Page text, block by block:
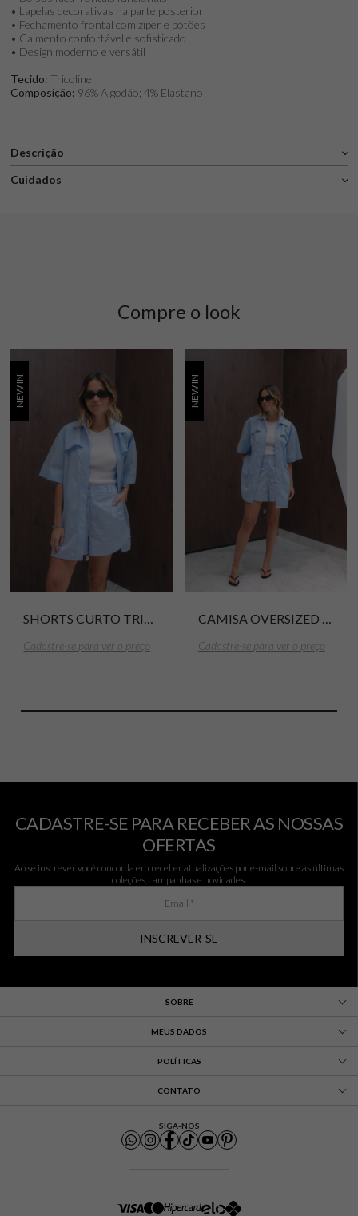
• Lapelas decorativas na parte posterior
• Fechamento frontal com zíper e botões
• Caimento confortável e sofisticado
• Design moderno e versátil
Tecido: Tricoline
Composição: 96% Algodão; 4% Elastano
Descrição
Cuidados
Compre o look
NEW IN
Cadastre-se para ver o preço
NEW IN
Cadastre-se para ver o preço
CADASTRE-SE PARA RECEBER AS NOSSAS
OFERTAS
Ao se inscrever você concorda em receber atualizações por e-mail sobre as últimas
coleções, campanhas e novidades.
INSCREVER-SE
SOBRE
MEUS DADOS
POLÍTICAS
CONTATO
SIGA-NOS